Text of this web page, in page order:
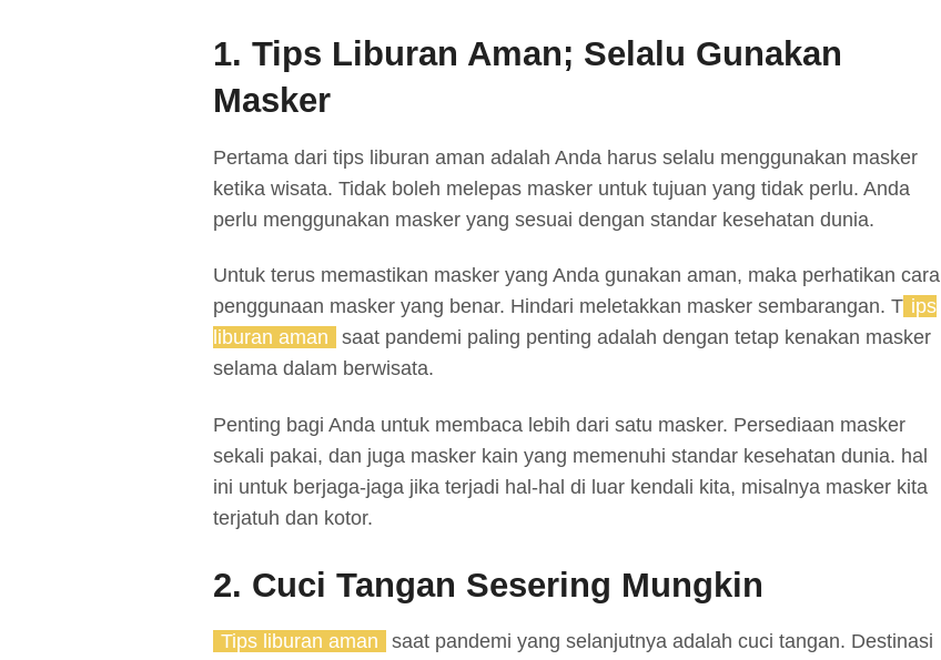
1. Tips Liburan Aman; Selalu Gunakan
Masker
Pertama dari tips liburan aman adalah Anda harus selalu menggunakan masker
ketika wisata. Tidak boleh melepas masker untuk tujuan yang tidak perlu. Anda
perlu menggunakan masker yang sesuai dengan standar kesehatan dunia.
Untuk terus memastikan masker yang Anda gunakan aman, maka perhatikan cara
penggunaan masker yang benar. Hindari meletakkan masker sembarangan. T ips
liburan aman
saat pandemi paling penting adalah dengan tetap kenakan masker
selama dalam berwisata.
Penting bagi Anda untuk membaca lebih dari satu masker. Persediaan masker
sekali pakai, dan juga masker kain yang memenuhi standar kesehatan dunia. hal
ini untuk berjaga-jaga jika terjadi hal-hal di luar kendali kita, misalnya masker kita
terjatuh dan kotor.
2. Cuci Tangan Sesering Mungkin
Tips liburan aman
saat pandemi yang selanjutnya adalah cuci tangan. Destinasi